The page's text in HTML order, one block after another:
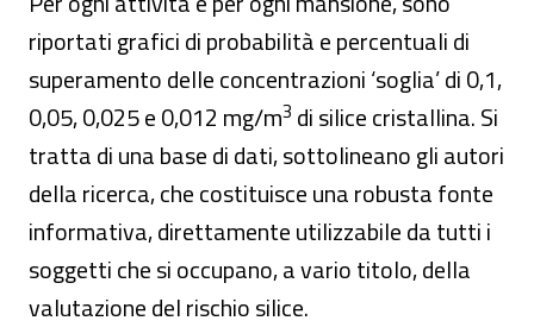
riportati grafici di probabilità e percentuali di
superamento delle concentrazioni ‘soglia’ di 0,1,
0,05, 0,025 e 0,012 mg/m3 di silice cristallina. Si
tratta di una base di dati, sottolineano gli autori
della ricerca, che costituisce una robusta fonte
informativa, direttamente utilizzabile da tutti i
soggetti che si occupano, a vario titolo, della
valutazione del rischio silice.